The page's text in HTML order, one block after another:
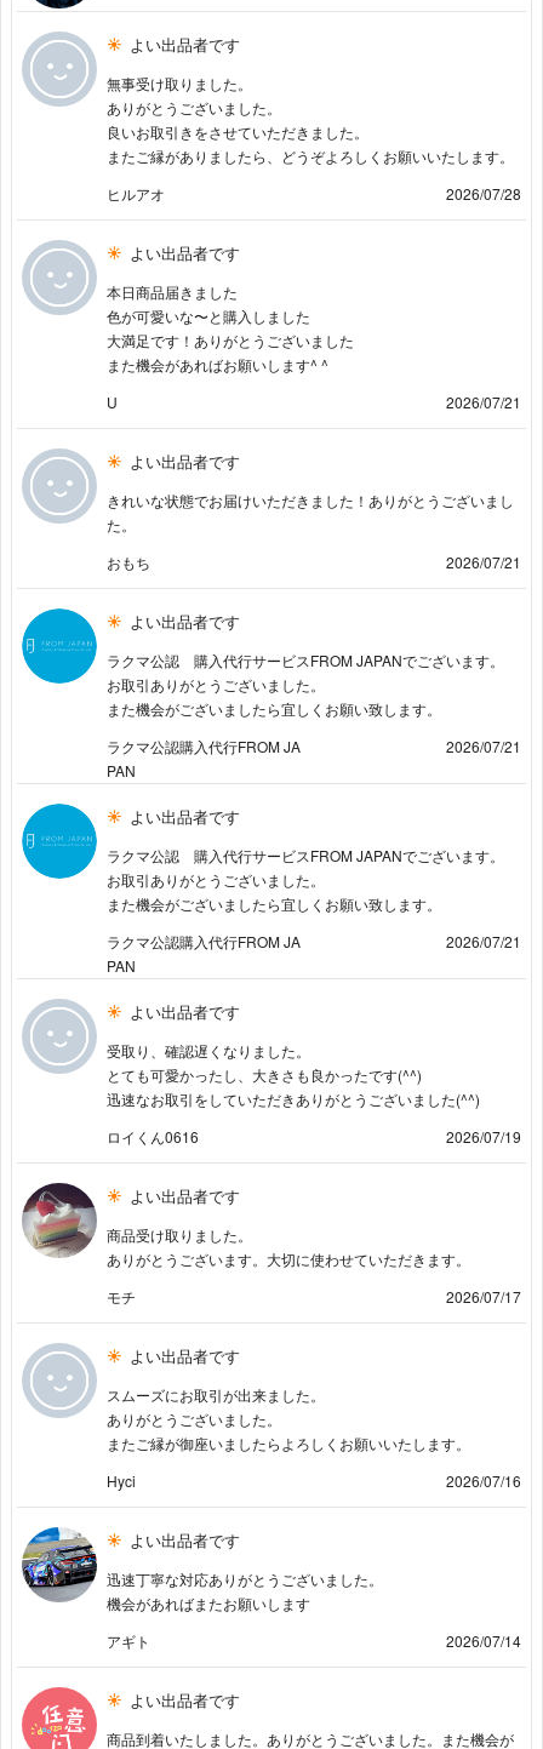
よい出品者です
無事受け取りました。
ありがとうございました。
良いお取引きをさせていただきました。
またご縁がありましたら、どうぞよろしくお願いいたします。
ヒルアオ
2026/07/28
よい出品者です
本日商品届きました
色が可愛いな〜と購入しました
大満足です！ありがとうございました
また機会があればお願いします^ ^
U
2026/07/21
よい出品者です
きれいな状態でお届けいただきました！ありがとうございまし
た。
おもち
2026/07/21
よい出品者です
ラクマ公認 購入代行サービスFROM JAPANでございます。
お取引ありがとうございました。
また機会がございましたら宜しくお願い致します。
ラクマ公認購入代行FROM JA
PAN
2026/07/21
よい出品者です
ラクマ公認 購入代行サービスFROM JAPANでございます。
お取引ありがとうございました。
また機会がございましたら宜しくお願い致します。
ラクマ公認購入代行FROM JA
PAN
2026/07/21
よい出品者です
受取り、確認遅くなりました。
とても可愛かったし、大きさも良かったです(^^)
迅速なお取引をしていただきありがとうございました(^^)
ロイくん0616
2026/07/19
よい出品者です
商品受け取りました。
ありがとうございます。大切に使わせていただきます。
モチ
2026/07/17
よい出品者です
スムーズにお取引が出来ました。
ありがとうございました。
またご縁が御座いましたらよろしくお願いいたします。
Hyci
2026/07/16
よい出品者です
迅速丁寧な対応ありがとうございました。
機会があればまたお願いします
アギト
2026/07/14
よい出品者です
商品到着いたしました。ありがとうございました。また機会が